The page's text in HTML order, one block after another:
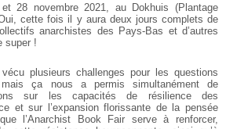
28 novembre 2021, au Dokhuis (Plantage
cette fois il y aura deux jours complets de
anarchistes des Pays-Bas et d’autres
super !
plusieurs challenges pour les questions
mais ça nous a permis simultanément de
sur les capacités de résilience des
et sur l’expansion florissante de la pensée
l’Anarchist Book Fair serve à renforcer,